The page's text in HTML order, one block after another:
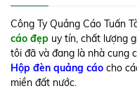
Công Ty Quảng Cáo Tuấn
cáo đẹp uy tín, chất lượng
tôi đã và đang là nhà cung
Hộp đèn quảng cáo cho
miền đất nước.